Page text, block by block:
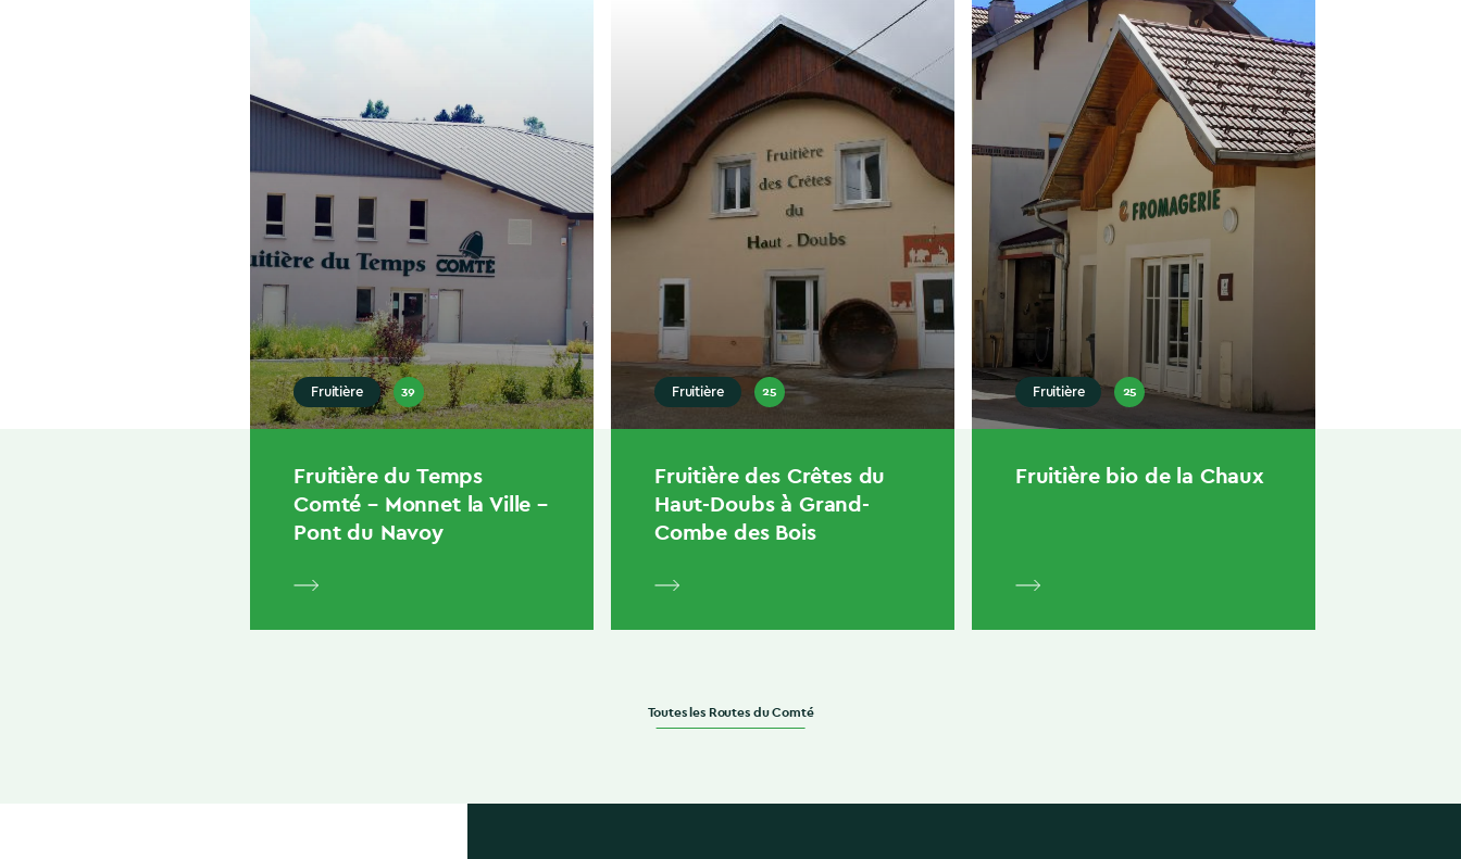
Fruitière 39
Fruitière du Temps
Comté – Monnet la Ville –
Pont du Navoy
Fruitière 25
Fruitière des Crêtes du
Haut-Doubs à Grand-
Combe des Bois
Fruitière 25
Fruitière bio de la Chaux
Toutes les Routes du Comté